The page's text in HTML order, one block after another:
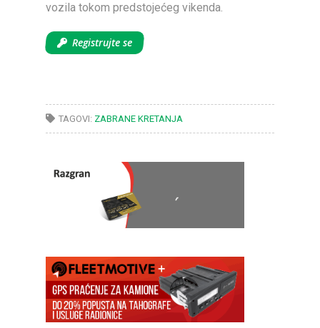
vozila tokom predstojećeg vikenda.
Registrujte se
TAGOVI: ZABRANE KRETANJA